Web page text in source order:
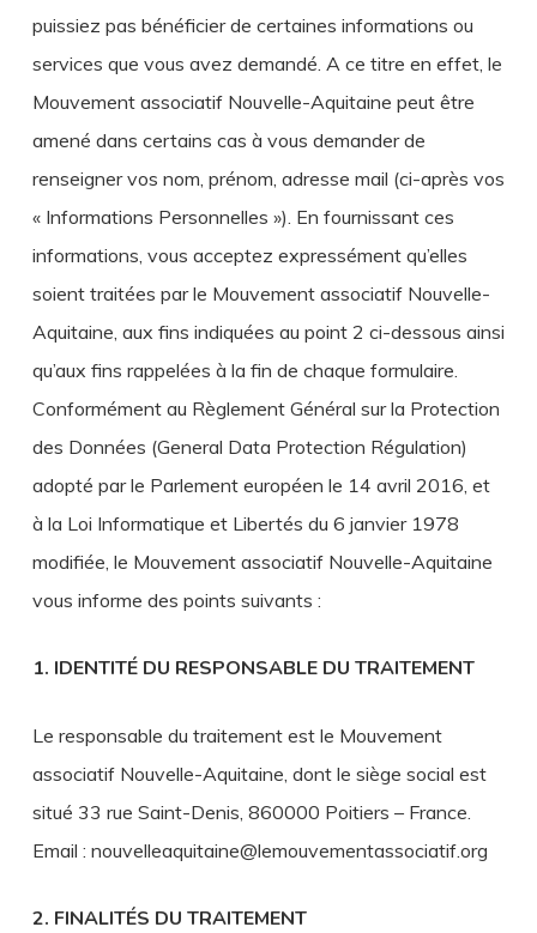
puissiez pas bénéficier de certaines informations ou
services que vous avez demandé. A ce titre en effet, le
Mouvement associatif Nouvelle-Aquitaine peut être
amené dans certains cas à vous demander de
renseigner vos nom, prénom, adresse mail (ci-après vos
« Informations Personnelles »). En fournissant ces
informations, vous acceptez expressément qu’elles
soient traitées par le Mouvement associatif Nouvelle-
Aquitaine, aux fins indiquées au point 2 ci-dessous ainsi
qu’aux fins rappelées à la fin de chaque formulaire.
Conformément au Règlement Général sur la Protection
des Données (General Data Protection Régulation)
adopté par le Parlement européen le 14 avril 2016, et
à la Loi Informatique et Libertés du 6 janvier 1978
modifiée, le Mouvement associatif Nouvelle-Aquitaine
vous informe des points suivants :
1. IDENTITÉ DU RESPONSABLE DU TRAITEMENT
Le responsable du traitement est le Mouvement
associatif Nouvelle-Aquitaine, dont le siège social est
situé 33 rue Saint-Denis, 860000 Poitiers – France.
Email : nouvelleaquitaine@lemouvementassociatif.org
2. FINALITÉS DU TRAITEMENT